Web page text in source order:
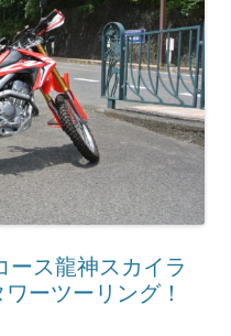
ース龍神スカイラ
ーツーリング！